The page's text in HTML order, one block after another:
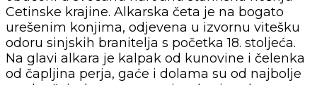
Cetinske krajine. Alkarska četa je na bogato
urešenim konjima, odjevena u izvornu vitešku
odoru sinjskih branitelja s početka 18. stoljeća.
Na glavi alkara je kalpak od kunovine i čelenka
od čapljina perja, gaće i dolama su od najbolje